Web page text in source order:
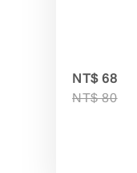
NT$ 68
NT$ 80